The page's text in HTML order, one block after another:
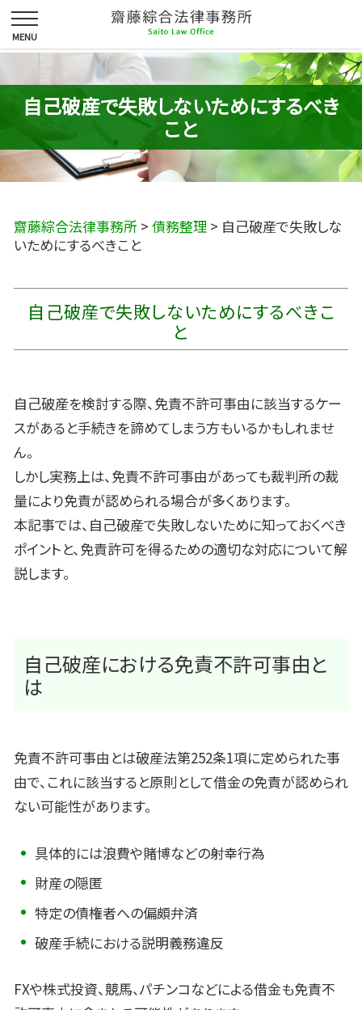
自己破産で失敗しないためにするべき
こと
齋藤綜合法律事務所 > 債務整理 > 自己破産で失敗しな
いためにするべきこと
自己破産で失敗しないためにするべきこ
と
自己破産を検討する際、免責不許可事由に該当するケー
スがあると手続きを諦めてしまう方もいるかもしれませ
ん。
しかし実務上は、免責不許可事由があっても裁判所の裁
量により免責が認められる場合が多くあります。
本記事では、自己破産で失敗しないために知っておくべき
ポイントと、免責許可を得るための適切な対応について解
説します。
自己破産における免責不許可事由と
は
免責不許可事由とは破産法第252条1項に定められた事
由で、これに該当すると原則として借金の免責が認められ
ない可能性があります。
具体的には浪費や賭博などの射幸行為
財産の隠匿
特定の債権者への偏頗弁済
破産手続における説明義務違反
FXや株式投資、競馬、パチンコなどによる借金も免責不